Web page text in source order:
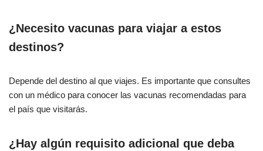
¿Necesito vacunas para viajar a estos
destinos?
Depende del destino al que viajes. Es importante que consultes
con un médico para conocer las vacunas recomendadas para
el país que visitarás.
¿Hay algún requisito adicional que deba